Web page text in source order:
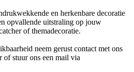
en herkenbare decoratie
opvallende uitstraling op jouw
of themadecoratie.
neem gerust contact met ons
of stuur ons een mail via